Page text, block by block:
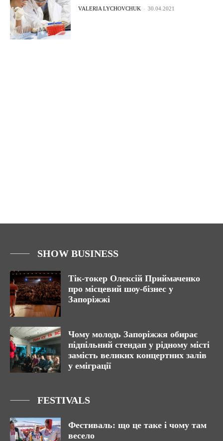
VALERIA LYCHOVCHUK - 30.04.2021
SHOW BUSINESS
Тік-токер Олексій Приймаченко
про місцевий шоу-бізнес у
Запоріжжі
Чому молодь Запоріжжя обирає
підпільний стендап у рідному місті
замість великих концертних залів
у еміграції
FESTIVALS
Фестиваль: що це таке і чому там
весело